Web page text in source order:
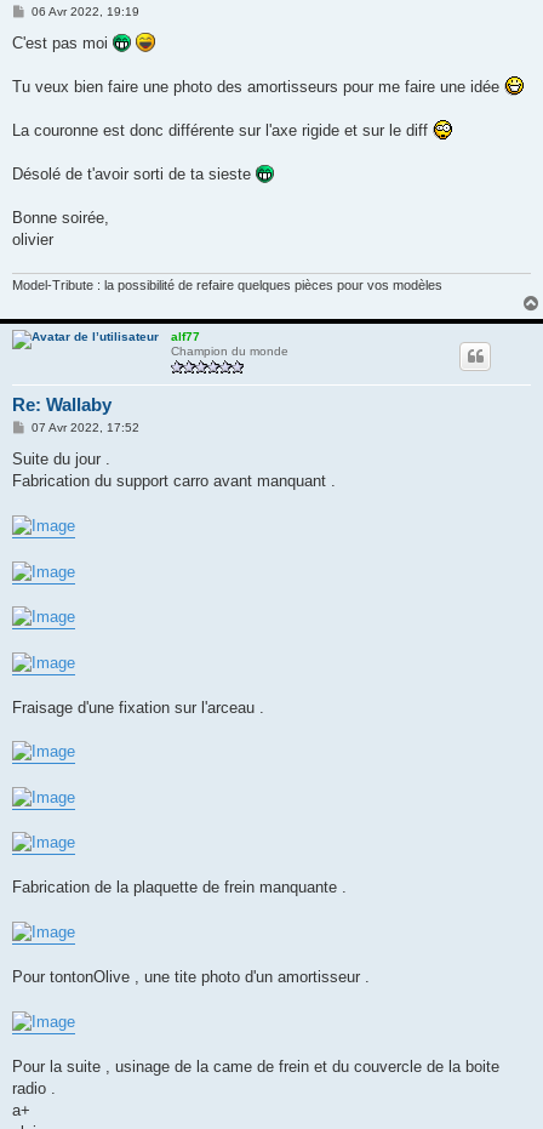
M
s
g
06 Avr 2022, 19:19
C'est pas moi
Tu veux bien faire une photo des amortisseurs pour me faire une idée
La couronne est donc différente sur l'axe rigide et sur le diff
Désolé de t'avoir sorti de ta sieste
Bonne soirée,
olivier
Model-Tribute : la possibilité de refaire quelques pièces pour vos modèles
alf77
Champion du monde
Re: Wallaby
M
s
a
e
07 Avr 2022, 17:52
Suite du jour .
Fabrication du support carro avant manquant .
Fraisage d'une fixation sur l'arceau .
Fabrication de la plaquette de frein manquante .
Pour tontonOlive , une tite photo d'un amortisseur .
Pour la suite , usinage de la came de frein et du couvercle de la boite
radio .
a+